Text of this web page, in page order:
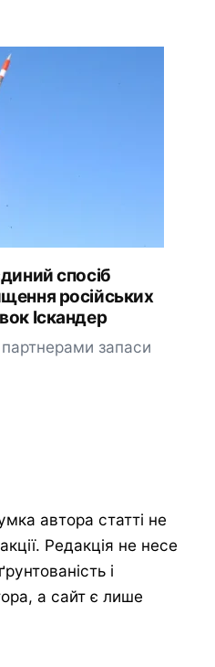
спосіб
російських
Іскандер
партнерами запаси
автора статті не
Редакція не несе
і
а сайт є лише